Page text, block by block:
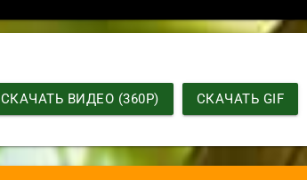
СКАЧАТЬ ВИДЕО (360P) СКАЧАТЬ GIF